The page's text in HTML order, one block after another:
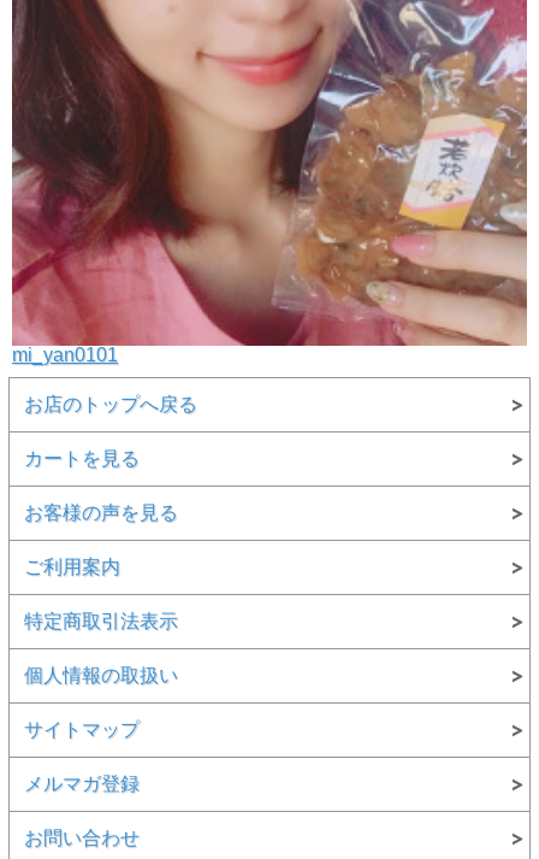
mi_yan0101
お店のトップへ戻る
カートを見る
お客様の声を見る
ご利用案内
特定商取引法表示
個人情報の取扱い
サイトマップ
メルマガ登録
お問い合わせ